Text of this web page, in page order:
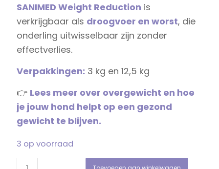
SANIMED Weight Reduction is
verkrijgbaar als droogvoer en worst, die
onderling uitwisselbaar zijn zonder
effectverlies.
Verpakkingen: 3 kg en 12,5 kg
👉 Lees meer over overgewicht en hoe
je jouw hond helpt op een gezond
gewicht te blijven.
3 op voorraad